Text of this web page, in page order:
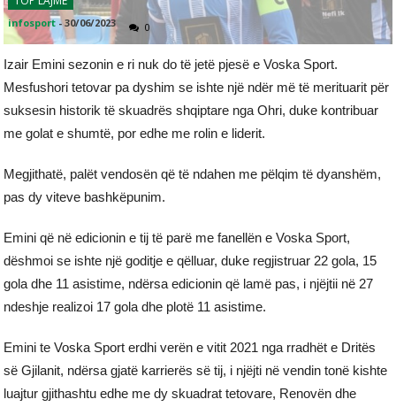
infosport -30/06/2023 0
Izair Emini sezonin e ri nuk do të jetë pjesë e Voska Sport.
Mesfushori tetovar pa dyshim se ishte një ndër më të merituarit për
suksesin historik të skuadrës shqiptare nga Ohri, duke kontribuar
me golat e shumtë, por edhe me rolin e liderit.
Megjithatë, palët vendosën që të ndahen me pëlqim të dyanshëm,
pas dy viteve bashkëpunim.
Emini që në edicionin e tij të parë me fanellën e Voska Sport,
dëshmoi se ishte një goditje e qëlluar, duke regjistruar 22 gola, 15
gola dhe 11 asistime, ndërsa edicionin që lamë pas, i njëjtii në 27
ndeshje realizoi 17 gola dhe plotë 11 asistime.
Emini te Voska Sport erdhi verën e vitit 2021 nga rradhët e Dritës
së Gjilanit, ndërsa gjatë karrierës së tij, i njëjti në vendin tonë kishte
luajtur gjithashtu edhe me dy skuadrat tetovare, Renovën dhe